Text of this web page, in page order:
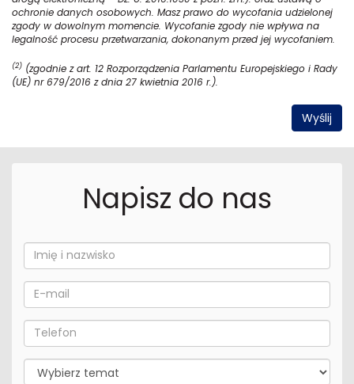
ochronie danych osobowych. Masz prawo do wycofania udzielonej
zgody w dowolnym momencie. Wycofanie zgody nie wpływa na
legalność procesu przetwarzania, dokonanym przed jej wycofaniem.
(2) (zgodnie z art. 12 Rozporządzenia Parlamentu Europejskiego i Rady
(UE) nr 679/2016 z dnia 27 kwietnia 2016 r.).
Napisz do nas